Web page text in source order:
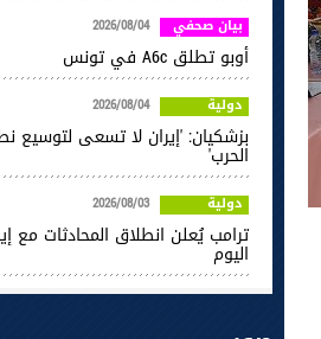
بيان صحفي 2026/08/04
أوبو تطلق A6c في تونس
دولية 2026/08/04
بزشكيان: 'إيران لا تسعى لتوسيع
الحرب'
دولية 2026/08/03
ترامب يُعلن انطلاق المحادثات مع
اليوم